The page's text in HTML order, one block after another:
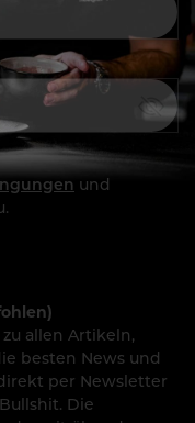
und
allen Artikeln,
besten News und
per Newsletter
Die